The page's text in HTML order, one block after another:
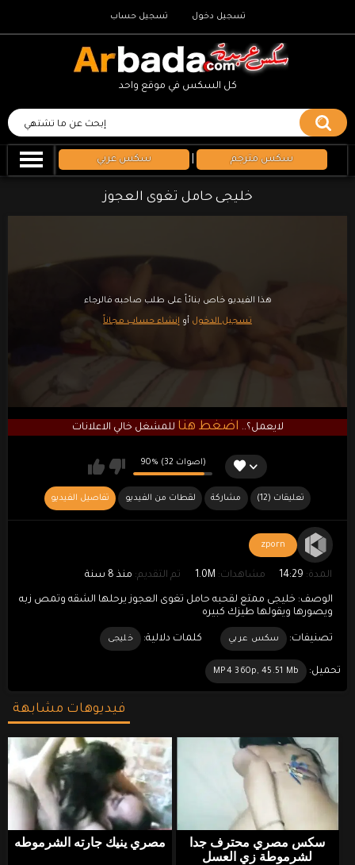
تسجيل حساب تسجيل دخول
كل السكس في موقع واحد
سكس عربي سكس مترجم
خليجى حامل تغوى العجوز
هذا الفيديو خاص بنائاً على طلب صاحبه فالرجاء
تسجيل الدخول أو إنشاء حساب مجاناً
لايعمل؟.. اضغط هنا للمشغل خالي الاعلانات
90% (32 اصوات)
تفاصيل الفيديو لقطات من الفيديو مشاركة (12) تعليقات
zporn
المدة: 14:29 مشاهدات: 1.0M تم التقديم: منذ 8 سنة
الوصف: خليجى ممتع لقحبه حامل تغوى العجوز يرحلها الشقه وتمص زبه
ويصورها ويقولها طيزك كبيره
تصنيفات: سكس عربي كلمات دلالية: خليجى
تحميل: MP4 360p, 45.51 Mb
فيديوهات مشابهة
مصري ينيك جارته الشرموطه
سكس مصري محترف جدا
لشرموطة زي العسل